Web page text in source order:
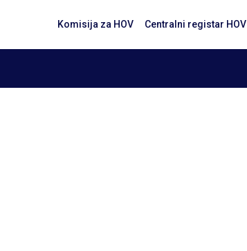
Komisija za HOV Centralni registar HOV